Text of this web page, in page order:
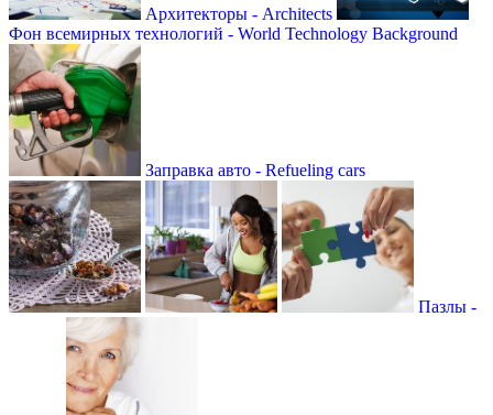
Архитекторы - Architects
Фон всемирных технологий - World Technology Background
Заправка авто - Refueling cars
Пазлы -